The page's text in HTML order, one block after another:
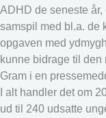
ADHD de seneste
samspil med bl.a. de
opgaven med
kunne bidrage til
Gram i en
I alt handler det om
ud til 240 udsatte